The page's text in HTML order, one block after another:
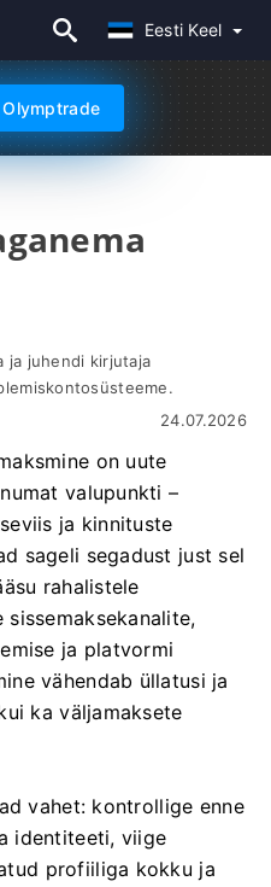
Eesti Keel
ja juhendi kirjutaja
24.07.2026
on uute
valupunkti –
ja kinnituste
sageli segadust just sel
rahalistele
ja platvormi
vähendab üllatusi ja
ka väljamaksete
vahet: kontrollige enne
identiteeti, viige
profiiliga kokku ja